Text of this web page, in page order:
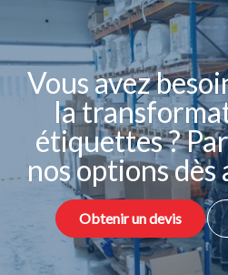
Vous avez
la
étiquettes ?
nos options
Obtenir un devis